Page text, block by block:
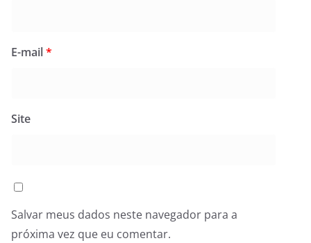
E-mail*
Site
Salvar meus dados neste navegador para a
próxima vez que eu comentar.